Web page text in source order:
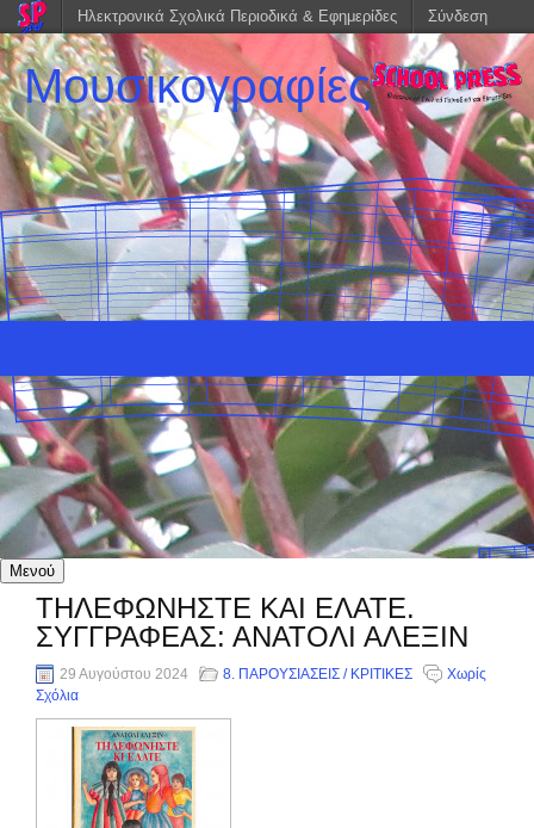
Μουσικογραφίες
Μενού
ΤΗΛΕΦΩΝΗΣΤΕ ΚΑΙ ΕΛΑΤΕ.
ΣΥΓΓΡΑΦΕΑΣ: ΑΝΑΤΟΛΙ ΑΛΕΞΙΝ
29 Αυγούστου 2024 8. ΠΑΡΟΥΣΙΑΣΕΙΣ / ΚΡΙΤΙΚΕΣ
Χωρίς
Σχόλια
Ηλεκτρονικά Σχολικά Περιοδικά & Εφημερίδες Σύνδεση